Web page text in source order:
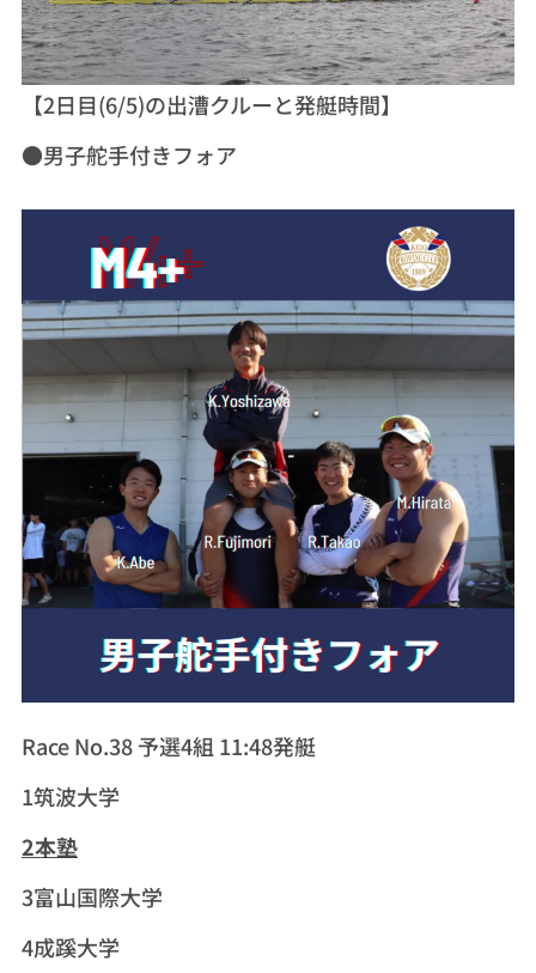
【2日目(6/5)の出漕クルーと発艇時間】
●男子舵手付きフォア
Race No.38 予選4組 11:48発艇
1筑波大学
2本塾
3富山国際大学
4成蹊大学